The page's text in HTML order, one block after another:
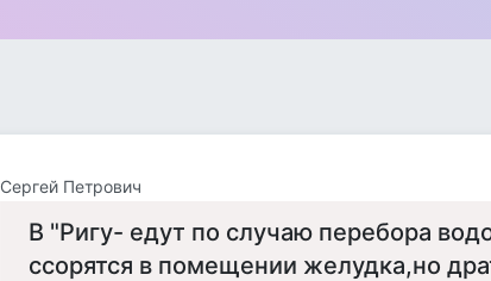
Сергей Петрович
В "Ригу- едут по случаю перебора
ссорятся в помещении желудка,но